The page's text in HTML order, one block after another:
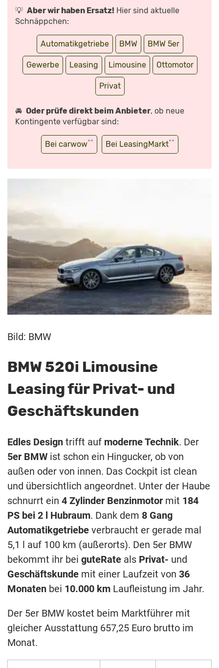
💡 Aber wir haben Ersatz! Hier sind aktuelle
Schnäppchen:
Automatikgetriebe BMW BMW 5er
Gewerbe Leasing Limousine Ottomotor
Privat
🚘 Oder prüfe direkt beim Anbieter, ob neue
Kontingente verfügbar sind:
Bei carwow** Bei LeasingMarkt**
Bild: BMW
BMW 520i Limousine
Leasing für Privat- und
Geschäftskunden
Edles Design trifft auf moderne Technik. Der
5er BMW ist schon ein Hingucker, ob von
außen oder von innen. Das Cockpit ist clean
und übersichtlich angeordnet. Unter der Haube
schnurrt ein 4 Zylinder Benzinmotor mit 184
PS bei 2 l Hubraum. Dank dem 8 Gang
Automatikgetriebe verbraucht er gerade mal
5,1 l auf 100 km (außerorts). Den 5er BMW
bekommt ihr bei guteRate als Privat- und
Geschäftskunde mit einer Laufzeit von 36
Monaten bei 10.000 km Laufleistung im Jahr.
Der 5er BMW kostet beim Marktführer mit
gleicher Ausstattung 657,25 Euro brutto im
Monat.